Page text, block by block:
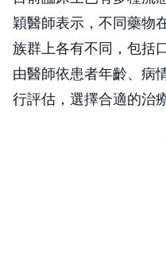
穎醫師表示，不同藥物
族群上各有不同，包括
由醫師依患者年齡、病
行評估，選擇合適的治